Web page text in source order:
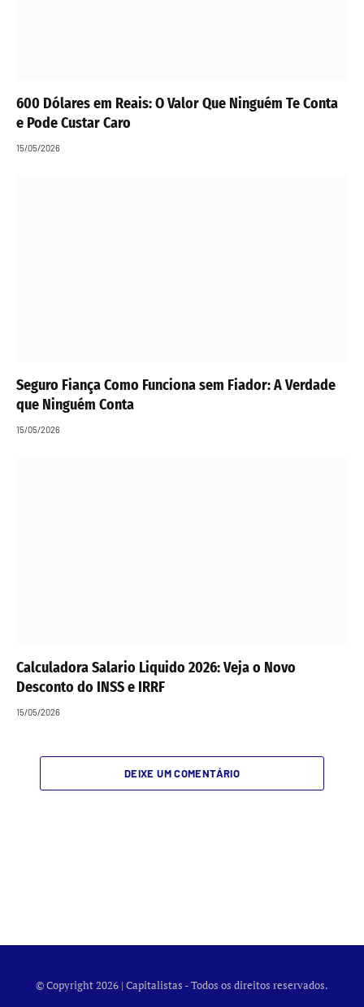
600 Dólares em Reais: O Valor Que Ninguém Te Conta
e Pode Custar Caro
15/05/2026
Seguro Fiança Como Funciona sem Fiador: A Verdade
que Ninguém Conta
15/05/2026
Calculadora Salario Liquido 2026: Veja o Novo
Desconto do INSS e IRRF
15/05/2026
DEIXE UM COMENTÁRIO
© Copyright 2026 | Capitalistas - Todos os direitos reservados.